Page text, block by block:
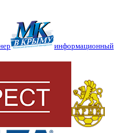
информационный